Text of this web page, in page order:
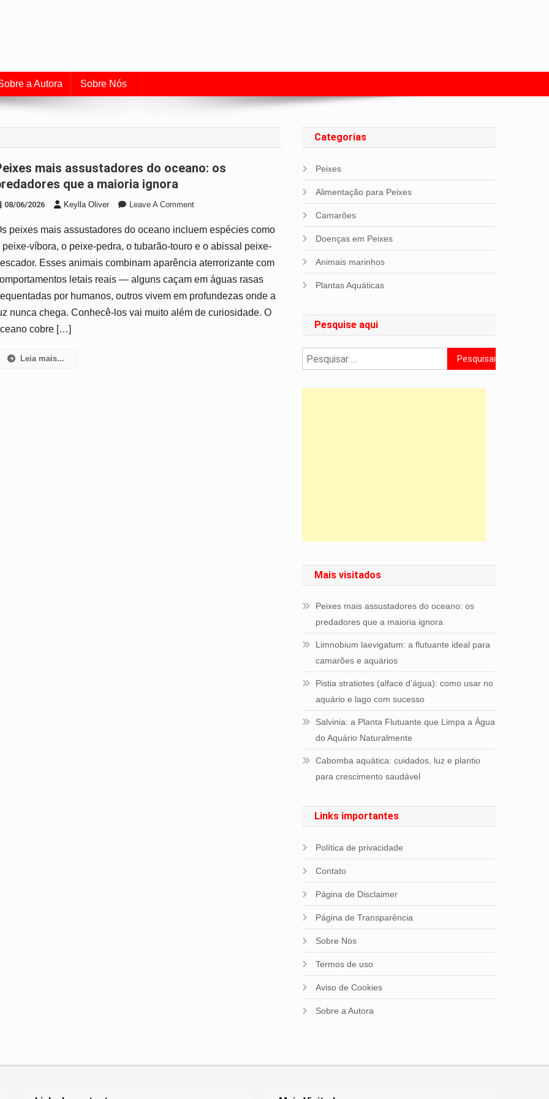
a Autora Sobre Nós
os
que a maioria ignora
08/06/2026 Keylla Oliver Leave A CommentOn
Mais
Assustadores
Os
Predadores
Que
peixes mais assustadores do oceano incluem espécies como
peixe-víbora, o peixe-pedra, o tubarão-touro e o abissal peixe-
Esses animais combinam aparência aterrorizante com
letais reais — alguns caçam em águas rasas
por humanos, outros vivem em profundezas onde a
nunca chega. Conhecê-los vai muito além de curiosidade. O
cobre […]
Leia mais...
Categorias
Peixes
Alimentação para Peixes
Camarões
Doenças em Peixes
Animais marinhos
Plantas Aquáticas
Pesquise aqui
Pesquisar
por:
Mais visitados
Peixes mais assustadores do oceano: os
predadores que a maioria ignora
Limnobium laevigatum: a flutuante ideal para
camarões e aquários
Pistia stratiotes (alface d’água): como usar no
aquário e lago com sucesso
Salvinia: a Planta Flutuante que Limpa a Água
do Aquário Naturalmente
Cabomba aquática: cuidados, luz e plantio
para crescimento saudável
Links importantes
Política de privacidade
Contato
Página de Disclaimer
Página de Transparência
Sobre Nós
Termos de uso
Aviso de Cookies
Sobre a Autora